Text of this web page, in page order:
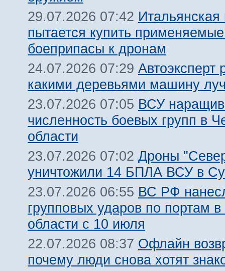
29.07.2026 07:42
пытается купить
боеприпасы к дронам
24.07.2026 07:29 Автоэксперт
какими деревьями машину
23.07.2026 07:05 ВСУ
численность боевых групп в
области
23.07.2026 07:02 Дроны
уничтожили 14 БПЛА ВСУ в
23.07.2026 06:55 ВС РФ
групповых ударов по портам
области с 10 июля
22.07.2026 08:37 Офлайн
почему люди снова хотят